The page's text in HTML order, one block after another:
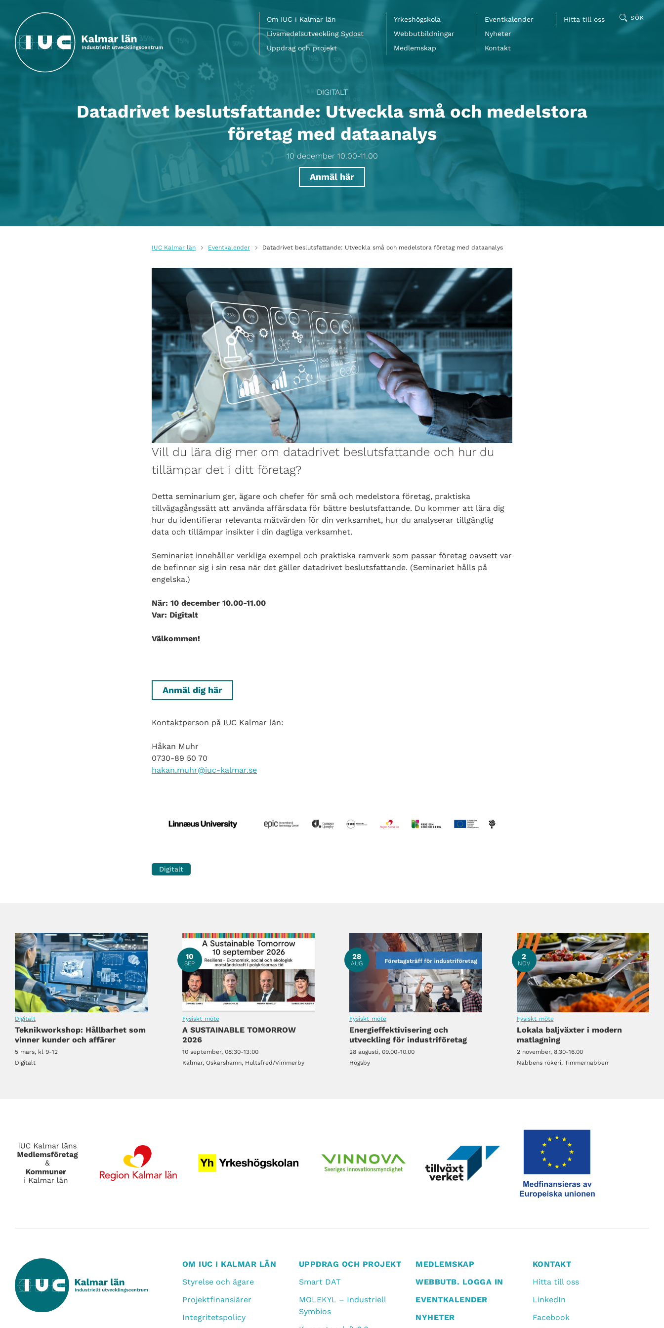
Meny
Om IUC i Kalmar län
Livsmedelsutveckling Sydost
Uppdrag och projekt
Yrkeshögskola
Webbutbildningar
Medlemskap
Eventkalender
Nyheter
Kontakt
Hitta till oss SÖK
DIGITALT
Datadrivet beslutsfattande: Utveckla små och medelstora
företag med dataanalys
10 december 10.00-11.00
Anmäl här
IUC Kalmar län Eventkalender Datadrivet beslutsfattande: Utveckla små och medelstora företag med dataanalys
Vill du lära dig mer om datadrivet beslutsfattande och hur du
tillämpar det i ditt företag?
Detta seminarium ger, ägare och chefer för små och medelstora företag, praktiska
tillvägagångssätt att använda affärsdata för bättre beslutsfattande. Du kommer att lära dig
hur du identifierar relevanta mätvärden för din verksamhet, hur du analyserar tillgänglig
data och tillämpar insikter i din dagliga verksamhet.
Seminariet innehåller verkliga exempel och praktiska ramverk som passar företag oavsett var
de befinner sig i sin resa när det gäller datadrivet beslutsfattande. (Seminariet hålls på
engelska.)
När: 10 december 10.00-11.00
Var: Digitalt
Välkommen!
Anmäl dig här
Kontaktperson på IUC Kalmar län:
Håkan Muhr
0730-89 50 70
hakan.muhr@iuc-kalmar.se
Digitalt
Digitalt
Teknikworkshop: Hållbarhet som
vinner kunder och affärer
5 mars, kl 9-12
Digitalt
10
SEP
Fysiskt möte
A SUSTAINABLE TOMORROW
2026
10 september, 08:30-13:00
Kalmar, Oskarshamn, Hultsfred/Vimmerby
28
AUG
Fysiskt möte
Energieffektivisering och
utveckling för industriföretag
28 augusti, 09.00-10.00
Högsby
2
NOV
Lokala baljväxter i modern matlagning
Fysiskt möte
Lokala baljväxter i modern matlagning
Lokala baljväxter i modern
matlagning
2 november, 8.30-16.00
Nabbens rökeri, Timmernabben
OM IUC I KALMAR LÄN
Styrelse och ägare
Projektfinansiärer
Integritetspolicy
UPPDRAG OCH PROJEKT
Smart DAT
MOLEKYL – Industriell
Symbios
MEDLEMSKAP
WEBBUTB. LOGGA IN
EVENTKALENDER
NYHETER
KONTAKT
Hitta till oss
LinkedIn
Facebook